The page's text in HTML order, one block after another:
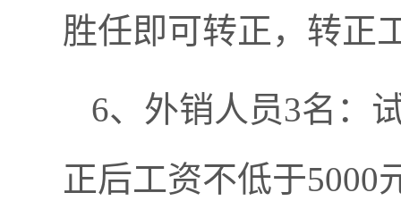
胜任即可转正，转正
6、外销人员3名：
正后工资不低于5000